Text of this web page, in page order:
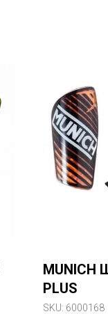
MUNICH
PLUS
SKU: 6000168